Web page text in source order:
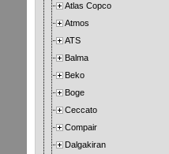
Atlas Copco
Atmos
ATS
Balma
Beko
Boge
Ceccato
Compair
Dalgakiran